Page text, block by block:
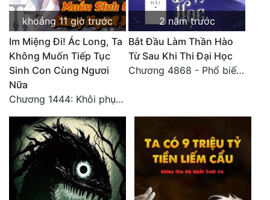
Truyện Nam
Truyện Nữ
Vô Địch Lưu
Xây Dựng Thế Lực
Đam Mỹ
Đẹp Hiệp
Tính Cách Nhân Vật :
khoảng 11 giờ trước
Im Miệng Đi! Ác Long, Ta
Không Muốn Tiếp Tục
Sinh Con Cùng Ngươi
Nữa
Chương 1444: Khôi phục quỹ đạo
2 năm trước
Bắt Đầu Làm Thần Hào
Từ Sau Khi Thi Đại Học
Chương 4868 - Phổ biến Hạ Quốc tệ!